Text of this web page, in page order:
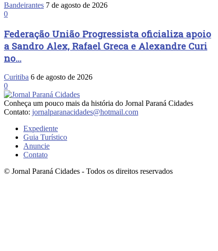
Bandeirantes 7 de agosto de 2026
0
Federação União Progressista oficializa apoio
a Sandro Alex, Rafael Greca e Alexandre Curi
no...
Curitiba 6 de agosto de 2026
0
Conheça um pouco mais da história do Jornal Paraná Cidades
Contato: jornalparanacidades@hotmail.com
Expediente
Guia Turístico
Anuncie
Contato
© Jornal Paraná Cidades - Todos os direitos reservados